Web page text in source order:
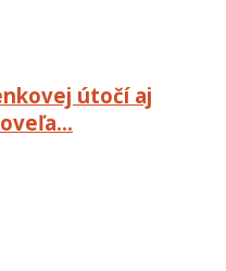
útočí aj